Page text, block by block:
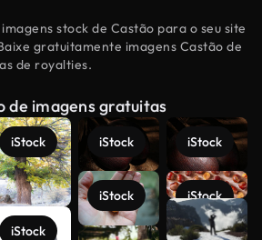
stock de Castão para o seu site
gratuitamente imagens Castão de
de royalties.
de imagens gratuitas
iStock
iStock
iStock
iStock
iStock
iStock
Veja mais